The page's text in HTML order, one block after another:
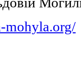
mohyla.org/